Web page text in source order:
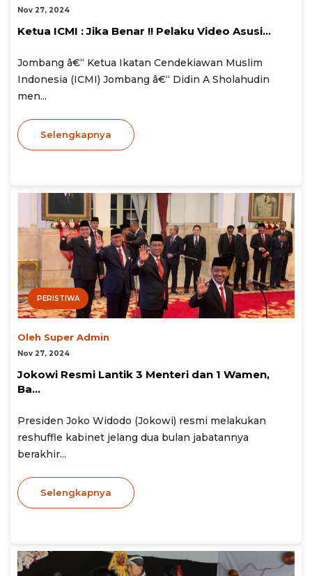
Nov 27, 2024
Ketua ICMI : Jika Benar !! Pelaku Video Asusi...
Jombang â€“ Ketua Ikatan Cendekiawan Muslim
Indonesia (ICMI) Jombang â€“ Didin A Sholahudin
men...
Selengkapnya
PERISTIWA
Oleh Super Admin
Nov 27, 2024
Jokowi Resmi Lantik 3 Menteri dan 1 Wamen,
Ba...
Presiden Joko Widodo (Jokowi) resmi melakukan
reshuffle kabinet jelang dua bulan jabatannya
berakhir...
Selengkapnya